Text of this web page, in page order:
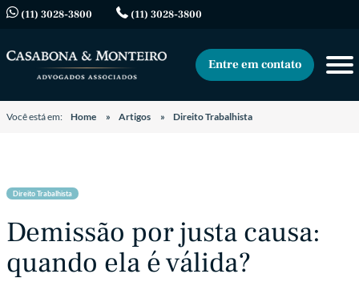
(11) 3028-3800 (11) 3028-3800
Entre em contato
Você está em: Home Artigos Direito Trabalhista
Direito Trabalhista
Demissão por justa causa:
quando ela é válida?